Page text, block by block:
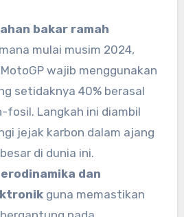
bakar ramah
mulai musim 2024,
wajib menggunakan
setidaknya 40% berasal
fosil. Langkah ini diambil
jejak karbon dalam ajang
di dunia ini.
dan
guna memastikan